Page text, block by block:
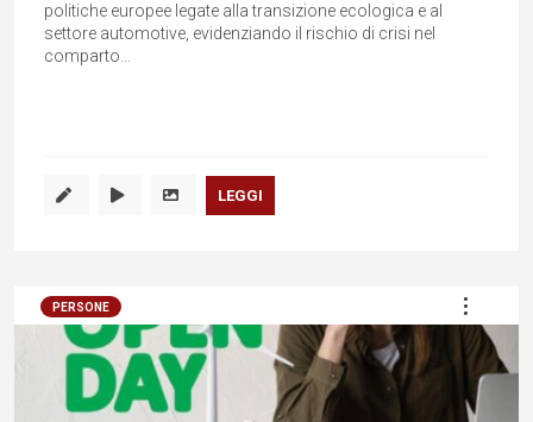
politiche europee legate alla transizione ecologica e al
settore automotive, evidenziando il rischio di crisi nel
comparto...
LEGGI
PERSONE